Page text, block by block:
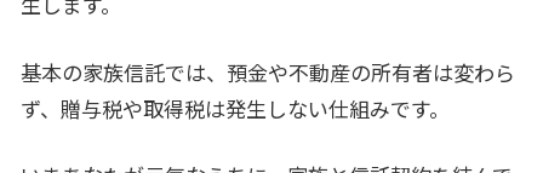
基本の家族信託では、預金や不動産の所有者は変わら
ず、贈与税や取得税は発生しない仕組みです。